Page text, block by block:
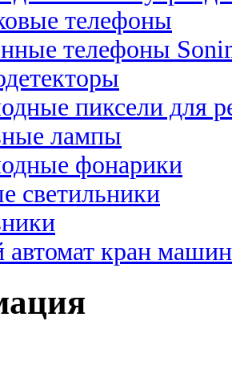
телефоны
телефоны
пиксели для
лампы
фонарики
светильники
автомат кран